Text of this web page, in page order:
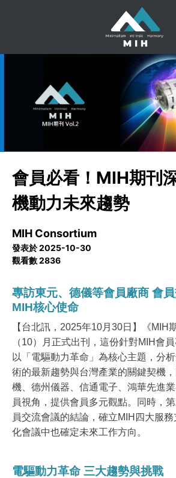
會員必看！MIH期刊
機動力未來趨勢
MIH Consortium
發表於 2025-10-30
觀看數 2836
專訪東元、德儀等會員廠商 會
MIH核心使命
【台北訊， 2025年10月 30日】
《MIH
（10）月正式出刊，這份針對MIH會
以「電驅動力革命」為核心主題，分
術的最新趨勢與台灣產業的關鍵契機
機、德州儀器、信通電子、鴻華先進
員視角，提供會員多元觀點。同時，
員交流會議的結論，確立MIH四大服
化會議中也確定未來工作方向。
電驅動力革命 三大趨勢與挑戰